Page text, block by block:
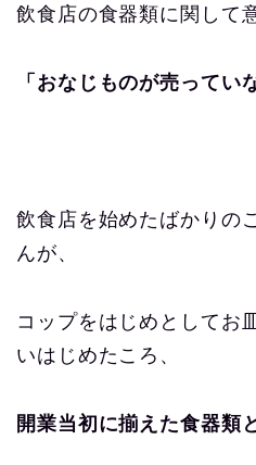
飲食店の食器類に関して
「おなじものが売ってい
飲食店を始めたばかりの
んが、
コップをはじめとしてお
いはじめたころ、
開業当初に揃えた食器類